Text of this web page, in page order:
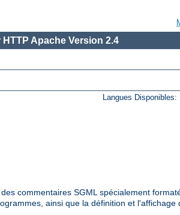
Apache Version 2.4
Langues Disponibles:
commentaires SGML spécialement
ainsi que la définition et l'affichage